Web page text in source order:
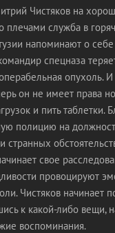
Чистяков на
плечами служба в
напоминают о
спецназа
опухоль.
он не имеет права
и пить
полицию на
свое
провоцируют
Чистяков начинает
к какой-либо вещи,
воспоминания.